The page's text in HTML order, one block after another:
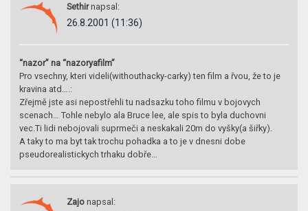
Sethir napsal:
26.8.2001 (11:36)
“nazor” na “nazoryafilm”
Pro vsechny, kteri videli(withouthacky-carky) ten film a řvou, že to je
kravina atd….:
Zřejmě jste asi nepostřehli tu nadsazku toho filmu v bojovych
scenach… Tohle nebylo ala Bruce lee, ale spis to byla duchovni
vec.Ti lidi nebojovali suprmeči a neskakali 20m do vyšky(a šiřky).
A taky to ma byt tak trochu pohadka a to je v dnesni dobe
pseudorealistickych trhaku dobře…
Zajo napsal: